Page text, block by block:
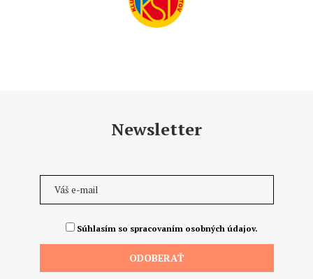
Newsletter
Súhlasím so spracovaním osobných údajov.